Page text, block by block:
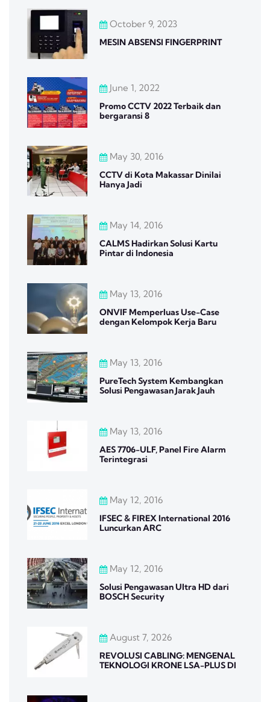
October 9, 2023
MESIN ABSENSI FINGERPRINT
June 1, 2022
Promo CCTV 2022 Terbaik dan
bergaransi 8
May 30, 2016
CCTV di Kota Makassar Dinilai
Hanya Jadi
May 14, 2016
CALMS Hadirkan Solusi Kartu
Pintar di Indonesia
May 13, 2016
ONVIF Memperluas Use-Case
dengan Kelompok Kerja Baru
May 13, 2016
PureTech System Kembangkan
Solusi Pengawasan Jarak Jauh
May 13, 2016
AES 7706-ULF, Panel Fire Alarm
Terintegrasi
May 12, 2016
IFSEC & FIREX International 2016
Luncurkan ARC
May 12, 2016
Solusi Pengawasan Ultra HD dari
BOSCH Security
August 7, 2026
REVOLUSI CABLING: MENGENAL
TEKNOLOGI KRONE LSA-PLUS DI